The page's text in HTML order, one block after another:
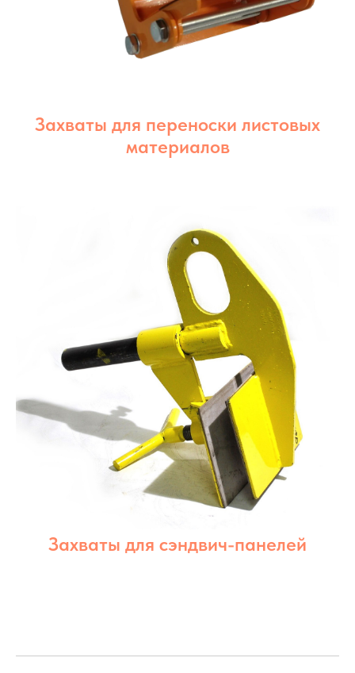
Захваты для переноски листовых
материалов
Захваты для сэндвич-панелей